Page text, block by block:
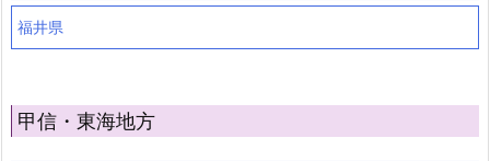
福井県
甲信・東海地方